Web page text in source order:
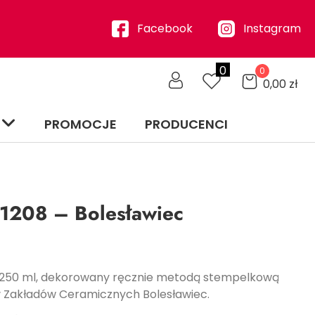
Facebook Instagram
0 0
0,00 zł
PROMOCJE PRODUCENCI
– Bolesławiec
ml, dekorowany ręcznie metodą stempelkową
Ceramicznych Bolesławiec.